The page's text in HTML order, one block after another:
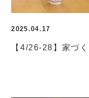
2025.04.17
【4/26-28】家づ